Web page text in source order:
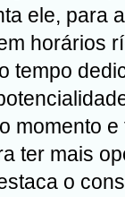
ele, para
horários
tempo
momento
ter mais
o